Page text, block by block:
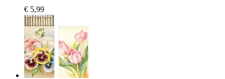
€ 5,99